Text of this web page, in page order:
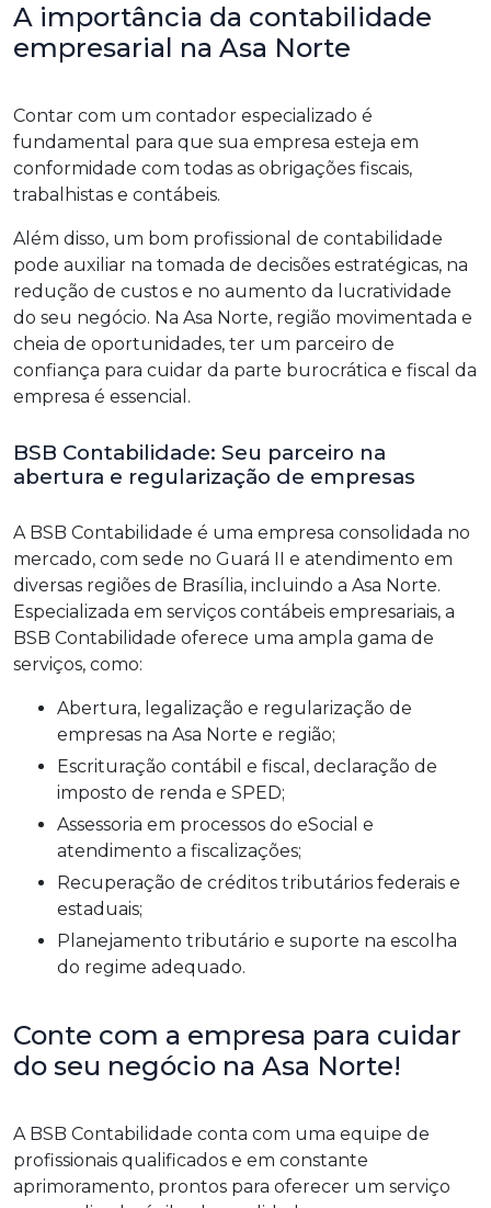
A importância da contabilidade
empresarial na Asa Norte
Contar com um contador especializado é
fundamental para que sua empresa esteja em
conformidade com todas as obrigações fiscais,
trabalhistas e contábeis.
Além disso, um bom profissional de contabilidade
pode auxiliar na tomada de decisões estratégicas, na
redução de custos e no aumento da lucratividade
do seu negócio. Na Asa Norte, região movimentada e
cheia de oportunidades, ter um parceiro de
confiança para cuidar da parte burocrática e fiscal da
empresa é essencial.
BSB Contabilidade: Seu parceiro na
abertura e regularização de empresas
A BSB Contabilidade é uma empresa consolidada no
mercado, com sede no Guará II e atendimento em
diversas regiões de Brasília, incluindo a Asa Norte.
Especializada em serviços contábeis empresariais, a
BSB Contabilidade oferece uma ampla gama de
serviços, como:
Abertura, legalização e regularização de
empresas na Asa Norte e região;
Escrituração contábil e fiscal, declaração de
imposto de renda e SPED;
Assessoria em processos do eSocial e
atendimento a fiscalizações;
Recuperação de créditos tributários federais e
estaduais;
Planejamento tributário e suporte na escolha
do regime adequado.
Conte com a empresa para cuidar
do seu negócio na Asa Norte!
A BSB Contabilidade conta com uma equipe de
profissionais qualificados e em constante
aprimoramento, prontos para oferecer um serviço